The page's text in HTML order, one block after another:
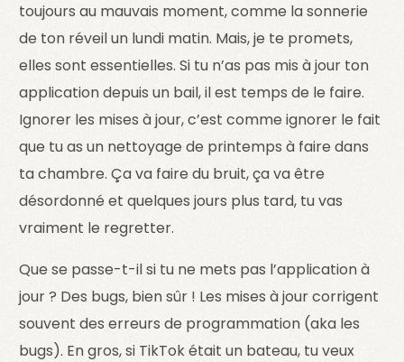
toujours au mauvais moment, comme la sonnerie
de ton réveil un lundi matin. Mais, je te promets,
elles sont essentielles. Si tu n’as pas mis à jour ton
application depuis un bail, il est temps de le faire.
Ignorer les mises à jour, c’est comme ignorer le fait
que tu as un nettoyage de printemps à faire dans
ta chambre. Ça va faire du bruit, ça va être
désordonné et quelques jours plus tard, tu vas
vraiment le regretter.
Que se passe-t-il si tu ne mets pas l’application à
jour ? Des bugs, bien sûr ! Les mises à jour corrigent
souvent des erreurs de programmation (aka les
bugs). En gros, si TikTok était un bateau, tu veux